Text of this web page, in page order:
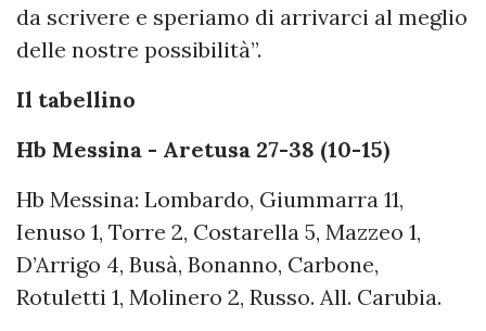
da scrivere e speriamo di arrivarci al meglio
delle nostre possibilità”.
Il tabellino
Hb Messina - Aretusa 27-38 (10-15)
Hb Messina: Lombardo, Giummarra 11,
Ienuso 1, Torre 2, Costarella 5, Mazzeo 1,
D’Arrigo 4, Busà, Bonanno, Carbone,
Rotuletti 1, Molinero 2, Russo. All. Carubia.